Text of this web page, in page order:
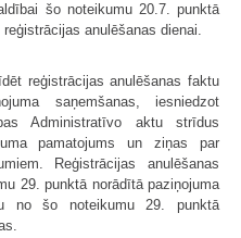
šo noteikumu 20.7. punktā
anulēšanas dienai.
reģistrācijas anulēšanas faktu
saņemšanas, iesniedzot
Administratīvo aktu strīdus
pamatojums un ziņas par
Reģistrācijas anulēšanas
29. punktā norādītā paziņojuma
no šo noteikumu 29. punktā